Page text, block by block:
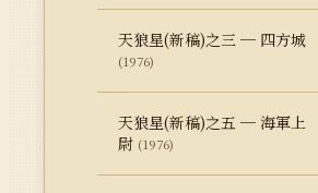
天狼星(新稿)之三 ─ 四方城
(1976)
天狼星(新稿)之五 ─ 海軍上
尉 (1976)